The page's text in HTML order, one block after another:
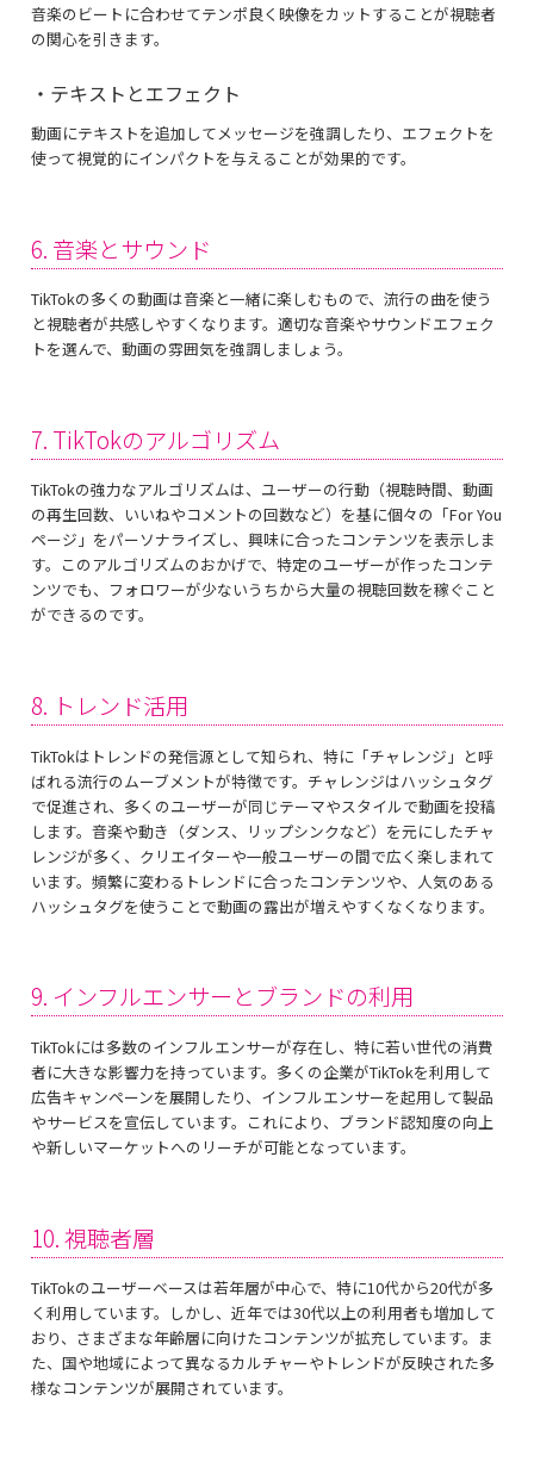
音楽のビートに合わせてテンポ良く映像をカットすることが視聴者
の関心を引きます。
・テキストとエフェクト
動画にテキストを追加してメッセージを強調したり、エフェクトを
使って視覚的にインパクトを与えることが効果的です。
6. 音楽とサウンド
TikTokの多くの動画は音楽と一緒に楽しむもので、流行の曲を使う
と視聴者が共感しやすくなります。適切な音楽やサウンドエフェク
トを選んで、動画の雰囲気を強調しましょう。
7. TikTokのアルゴリズム
TikTokの強力なアルゴリズムは、ユーザーの行動（視聴時間、動画
の再生回数、いいねやコメントの回数など）を基に個々の「For You
ページ」をパーソナライズし、興味に合ったコンテンツを表示しま
す。このアルゴリズムのおかげで、特定のユーザーが作ったコンテ
ンツでも、フォロワーが少ないうちから大量の視聴回数を稼ぐこと
ができるのです。
8. トレンド活用
TikTokはトレンドの発信源として知られ、特に「チャレンジ」と呼
ばれる流行のムーブメントが特徴です。チャレンジはハッシュタグ
で促進され、多くのユーザーが同じテーマやスタイルで動画を投稿
します。音楽や動き（ダンス、リップシンクなど）を元にしたチャ
レンジが多く、クリエイターや一般ユーザーの間で広く楽しまれて
います。頻繁に変わるトレンドに合ったコンテンツや、人気のある
ハッシュタグを使うことで動画の露出が増えやすくなくなります。
9. インフルエンサーとブランドの利用
TikTokには多数のインフルエンサーが存在し、特に若い世代の消費
者に大きな影響力を持っています。多くの企業がTikTokを利用して
広告キャンペーンを展開したり、インフルエンサーを起用して製品
やサービスを宣伝しています。これにより、ブランド認知度の向上
や新しいマーケットへのリーチが可能となっています。
10. 視聴者層
TikTokのユーザーベースは若年層が中心で、特に10代から20代が多
く利用しています。しかし、近年では30代以上の利用者も増加して
おり、さまざまな年齢層に向けたコンテンツが拡充しています。ま
た、国や地域によって異なるカルチャーやトレンドが反映された多
様なコンテンツが展開されています。